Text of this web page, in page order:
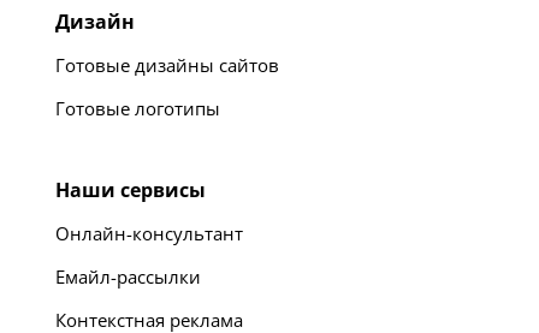
Дизайн
Готовые дизайны сайтов
Готовые логотипы
Наши сервисы
Онлайн-консультант
Емайл-рассылки
Контекстная реклама